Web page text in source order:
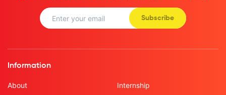
Subscribe
Information
About
Internship